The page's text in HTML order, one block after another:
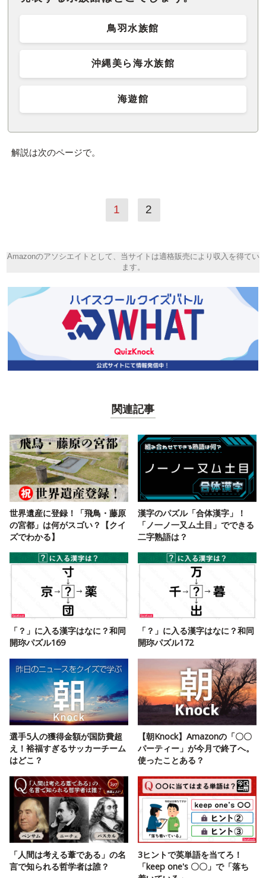
鳥羽水族館
沖縄美ら海水族館
海遊館
解説は次のページで。
1 2
Amazonのアソシエイトとして、当サイトは適格販売により収入を得てい
ます。
関連記事
世界遺産に登録！「飛鳥・藤原
の宮都」は何がスゴい？【クイ
ズでわかる】
漢字のパズル「合体漢字」！
「ノ一ノ一又ム土目」でできる
二字熟語は？
「？」に入る漢字はなに？和同
開珎パズル169
「？」に入る漢字はなに？和同
開珎パズル172
選手5人の獲得金額が国防費超
え！裕福すぎるサッカーチーム
はどこ？
【朝Knock】Amazonの「〇〇
パーティー」が今月で終了へ。
使ったことある？
「人間は考える葦である」の名
言で知られる哲学者は誰？
3ヒントで英単語を当てろ！
「keep one's 〇〇」で「落ち